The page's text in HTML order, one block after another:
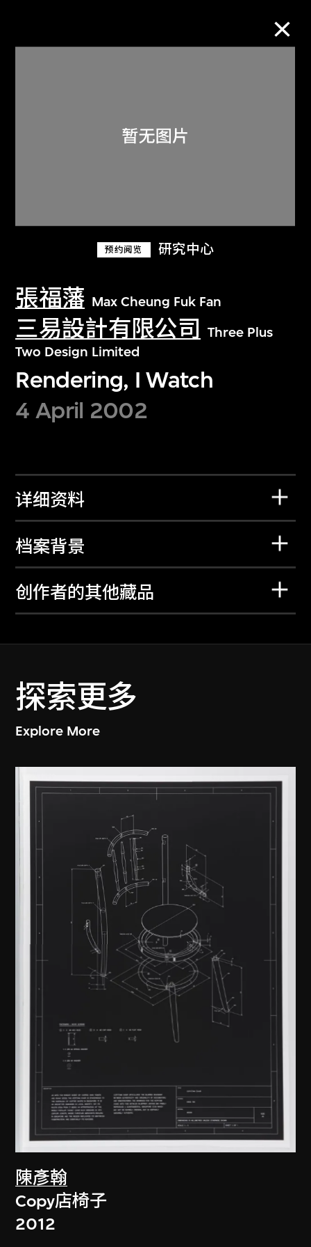
预约阅览 研究中心
張福藩 Max Cheung Fuk Fan
三易設計有限公司
Three Plus
Two Design Limited
Rendering, I Watch
4 April 2002
详细资料
档案背景
创作者的其他藏品
探索更多
Explore More
陳彥翰
Copy店椅子
2012
关于M+藏品
探索世界顶级的二十及二十一世纪视觉
文化藏品。